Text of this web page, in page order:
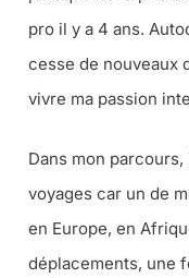
pro il y a 4 ans.
cesse de nouveaux
vivre ma passion
Dans mon
voyages car un de
en Europe, en
déplacements, une